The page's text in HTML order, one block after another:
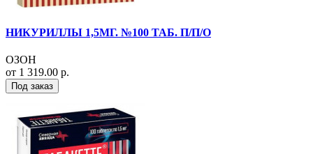
НИКУРИЛЛЫ 1,5МГ. №100 ТАБ. П/П/О
ОЗОН
от 1 319.00 р.
Под заказ